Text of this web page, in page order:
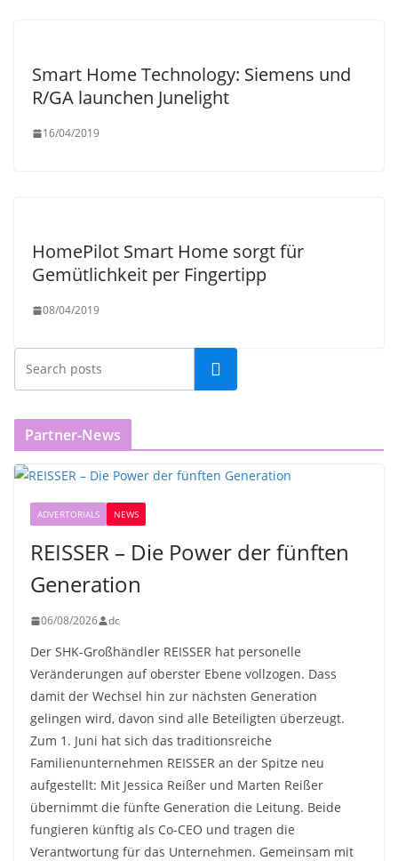
Smart Home Technology: Siemens und
R/GA launchen Junelight
16/04/2019
HomePilot Smart Home sorgt für
Gemütlichkeit per Fingertipp
08/04/2019
Partner-News
ADVERTORIALS NEWS
REISSER – Die Power der fünften
Generation
06/08/2026 dc
Der SHK-Großhändler REISSER hat personelle
Veränderungen auf oberster Ebene vollzogen. Dass
damit der Wechsel hin zur nächsten Generation
gelingen wird, davon sind alle Beteiligten überzeugt.
Zum 1. Juni hat sich das traditionsreiche
Familienunternehmen REISSER an der Spitze neu
aufgestellt: Mit Jessica Reißer und Marten Reißer
übernimmt die fünfte Generation die Leitung. Beide
fungieren künftig als Co-CEO und tragen die
Verantwortung für das Unternehmen. Gemeinsam mit